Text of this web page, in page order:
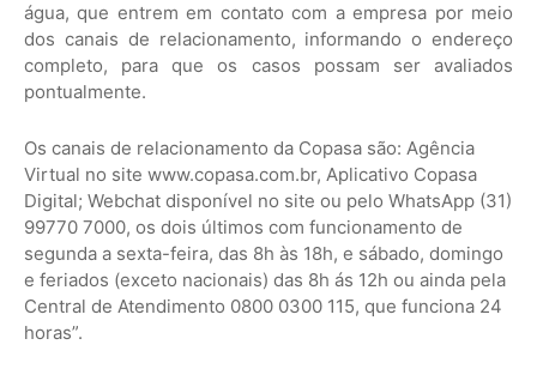
água, que entrem em contato com a empresa por meio
dos canais de relacionamento, informando o endereço
completo, para que os casos possam ser avaliados
pontualmente.
Os canais de relacionamento da Copasa são: Agência
Virtual no site www.copasa.com.br, Aplicativo Copasa
Digital; Webchat disponível no site ou pelo WhatsApp (31)
99770 7000, os dois últimos com funcionamento de
segunda a sexta-feira, das 8h às 18h, e sábado, domingo
e feriados (exceto nacionais) das 8h ás 12h ou ainda pela
Central de Atendimento 0800 0300 115, que funciona 24
horas”.